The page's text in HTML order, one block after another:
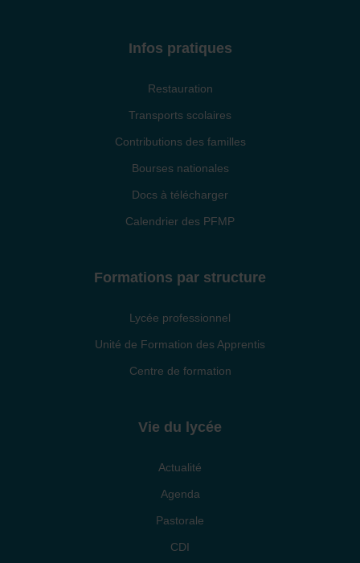
Infos pratiques
Restauration
Transports scolaires
Contributions des familles
Bourses nationales
Docs à télécharger
Calendrier des PFMP
Formations par structure
Lycée professionnel
Unité de Formation des Apprentis
Centre de formation
Vie du lycée
Actualité
Agenda
Pastorale
CDI